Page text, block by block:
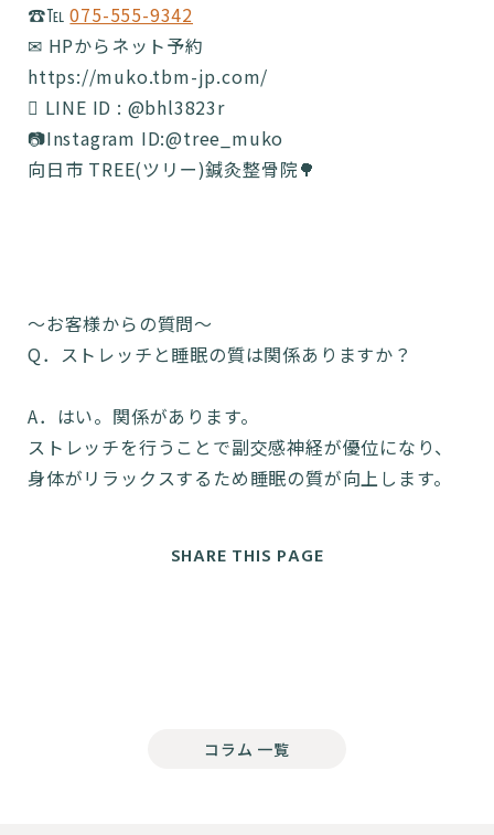
☎️℡075-555-9342
✉ HPからネット予約
https://muko.tbm-jp.com/
 LINE ID : @bhl3823r
📷Instagram ID:@tree_muko
向日市 TREE(ツリー)鍼灸整骨院🌳
〜お客様からの質問〜
Q．ストレッチと睡眠の質は関係ありますか？
A．はい。関係があります。
ストレッチを行うことで副交感神経が優位になり、
身体がリラックスするため睡眠の質が向上します。
SHARE THIS PAGE
コラム 一覧